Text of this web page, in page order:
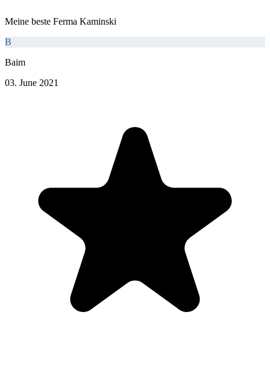
Meine beste Ferma Kaminski
B
Baim
03. June 2021